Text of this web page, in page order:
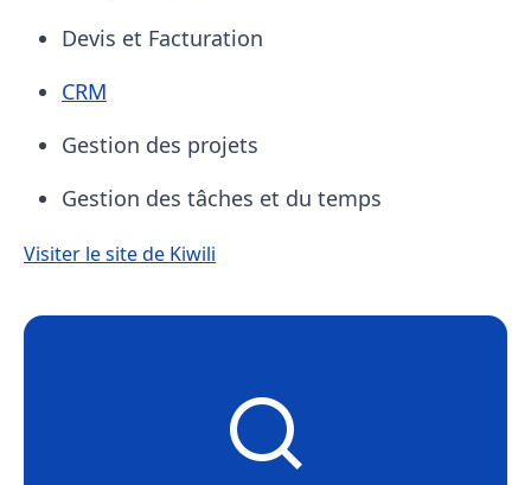
Devis et Facturation
CRM
Gestion des projets
Gestion des tâches et du temps
Visiter le site de Kiwili